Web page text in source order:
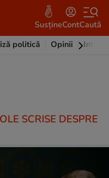
SusțineContCaută
politică Opinii
SCRISE DESPRE